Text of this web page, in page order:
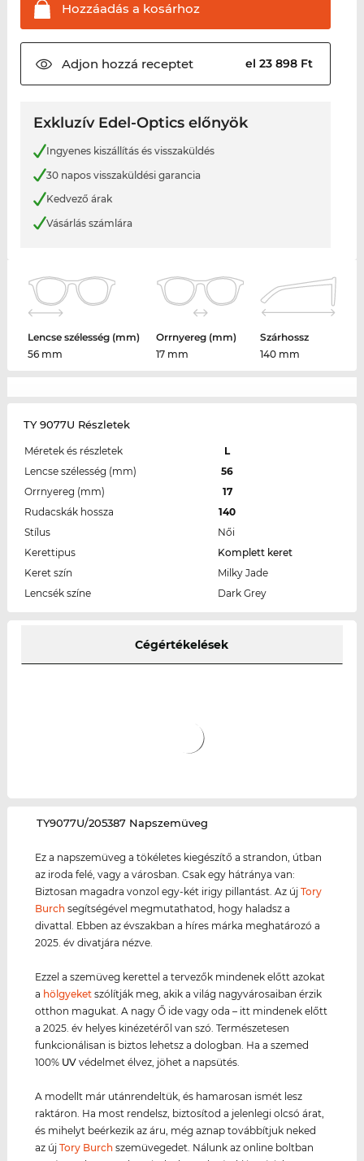
Hozzáadás a kosárhoz
Adjon hozzá receptet el 23 898 Ft
Exkluzív Edel-Optics előnyök
Ingyenes kiszállítás és visszaküldés
30 napos visszaküldési garancia
Kedvező árak
Vásárlás számlára
Lencse szélesség (mm)
56 mm
Orrnyereg (mm)
17 mm
Szárhossz
140 mm
TY 9077U Részletek
Méretek és részletek
L
Lencse szélesség (mm)
56
Orrnyereg (mm)
17
Rudacskák hossza
140
Stílus
Női
Kerettipus
Komplett keret
Keret szín
Milky Jade
Lencsék színe
Dark Grey
Cégértékelések
‌TY9077U/205387 Napszemüveg
Ez a napszemüveg a tökéletes kiegészítő a strandon, útban
az iroda felé, vagy a városban. Csak egy hátránya van:
Biztosan magadra vonzol egy-két irigy pillantást. Az újTory
Burch segítségével megmutathatod, hogy haladsz a
divattal. Ebben az évszakban a híres márka meghatározó a
2025. év divatjára nézve.
Ezzel a szemüveg kerettel a tervezők mindenek előtt azokat
a hölgyeket szólítják meg, akik a világ nagyvárosaiban érzik
otthon magukat. A nagy Ő ide vagy oda – itt mindenek előtt
a 2025. év helyes kinézetéről van szó. Természetesen
funkcionálisan is biztos lehetsz a dologban. Ha a szemed
100% UV védelmet élvez, jöhet a napsütés.
A modellt már utánrendeltük, és hamarosan ismét lesz
raktáron. Ha most rendelsz, biztosítod a jelenlegi olcsó árat,
és mihelyt beérkezik az áru, még aznap továbbítjuk neked
az újTory Burch szemüvegedet. Nálunk az online boltban